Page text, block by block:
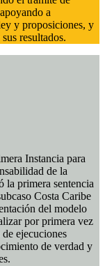
a
y proposiciones, y
resultados.
Instancia para
de la
la primera sentencia
Costa Caribe
del modelo
por primera vez
ejecuciones
de verdad y